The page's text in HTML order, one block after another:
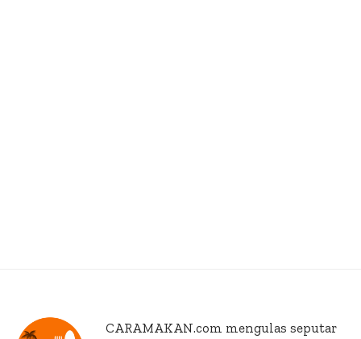
CARAMAKAN.com mengulas seputar